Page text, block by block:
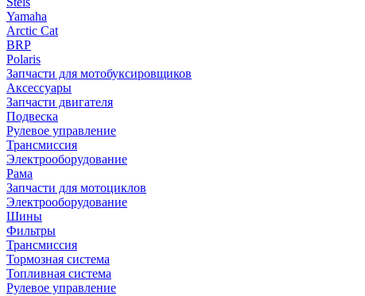
Yamaha
Arctic Cat
BRP
Polaris
Запчасти для мотобуксировщиков
Аксессуары
Запчасти двигателя
Подвеска
Рулевое управление
Трансмиссия
Электрооборудование
Рама
Запчасти для мотоциклов
Электрооборудование
Шины
Фильтры
Трансмиссия
Тормозная система
Топливная система
Рулевое управление